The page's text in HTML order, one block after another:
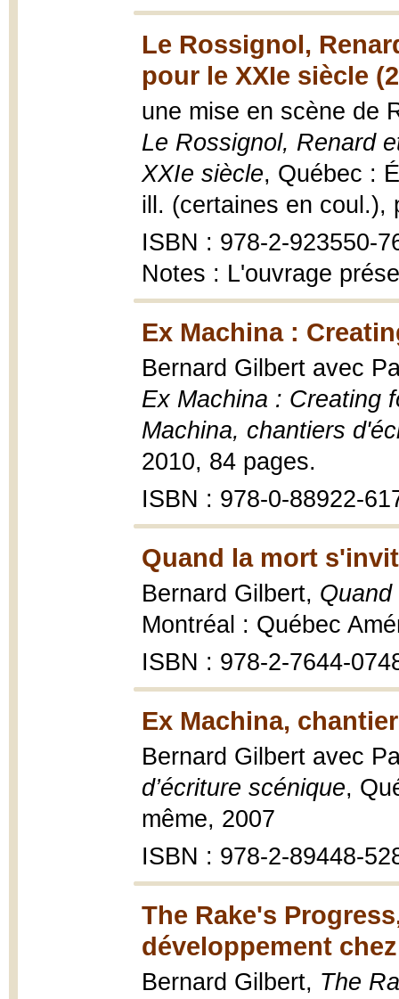
Le Rossignol,
pour le XXIe siècle
une mise en scène de
Le Rossignol, Renard
XXIe siècle, Québec :
ill. (certaines en coul.),
ISBN : 978-2-923550-
Notes : L'ouvrage
Ex Machina :
Bernard Gilbert avec
Ex Machina : Creating
Machina, chantiers
2010, 84 pages.
ISBN : 978-0-88922-
Quand la mort
Bernard Gilbert,
Montréal : Québec
ISBN : 978-2-7644-
Ex Machina,
Bernard Gilbert avec
d’écriture scénique,
même, 2007
ISBN : 978-2-89448-
The Rake's
développement
Bernard Gilbert, The